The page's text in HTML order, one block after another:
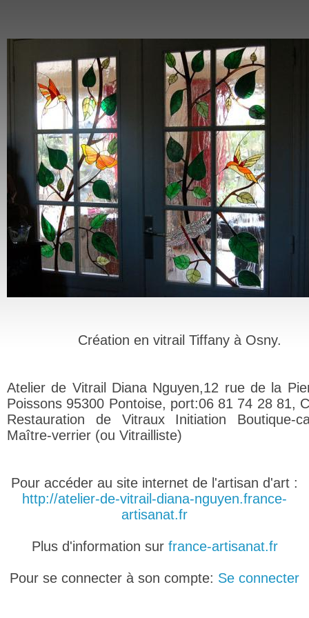
Création en vitrail Tiffany à Osny.
Atelier de Vitrail Diana Nguyen,12 rue de la
Poissons 95300 Pontoise, port:06 81 74 28 81,
Restauration de Vitraux Initiation Boutique-
Maître-verrier (ou Vitrailliste)
Pour accéder au site internet de l'artisan d'art :
http://atelier-de-vitrail-diana-nguyen.france-
artisanat.fr
Plus d'information sur france-artisanat.fr
Pour se connecter à son compte: Se connecter